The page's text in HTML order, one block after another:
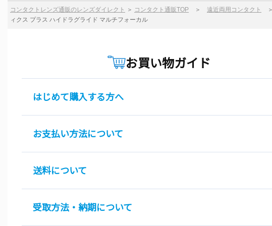
コンタクトレンズ通販のレンズダイレクト ＞ コンタクト通販TOP ＞ 遠近両用コンタクト
ィクス プラス ハイドラグライド マルチフォーカル
お買い物ガイド
はじめて購入する方へ
お支払い方法について
送料について
受取方法・納期について